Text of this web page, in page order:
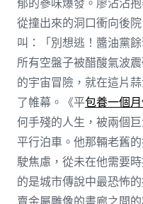
從撞出來的洞口衝向後
叫：「別想逃！醬油黨
所有空盤子被醋酸氣波
的宇宙冒險，就在這片
了帷幕。《平包養一個
何手殘的人生，被兩個
平行泊車。他那輛老舊
駛焦慮，從未在他需要
的是城市傳說中最恐怖
賣金屬雕像的畫廊之間